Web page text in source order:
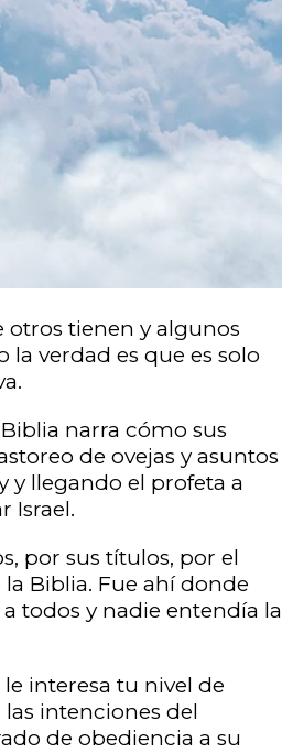
otros tienen y algunos
verdad es que es solo
narra cómo sus
de ovejas y asuntos
y llegando el profeta a
Israel.
por sus títulos, por el
Biblia. Fue ahí donde
todos y nadie entendía la
interesa tu nivel de
intenciones del
de obediencia a su